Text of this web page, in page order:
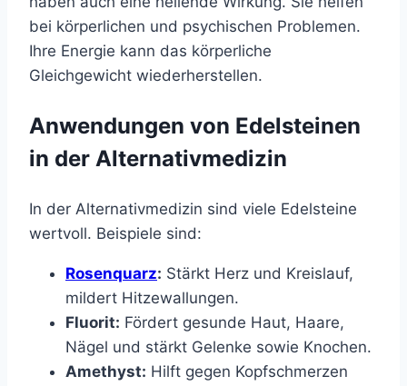
bei körperlichen und psychischen Problemen.
Ihre Energie kann das körperliche
Gleichgewicht wiederherstellen.
Anwendungen von Edelsteinen
in der Alternativmedizin
In der Alternativmedizin sind viele Edelsteine
wertvoll. Beispiele sind:
Rosenquarz: Stärkt Herz und Kreislauf,
mildert Hitzewallungen.
Fluorit: Fördert gesunde Haut, Haare,
Nägel und stärkt Gelenke sowie Knochen.
Amethyst: Hilft gegen Kopfschmerzen